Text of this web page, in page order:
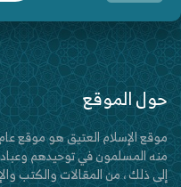
حول الموقع
موقع الإسلام العتيق هو موقع
منه المسلمون في توحيدهم
إلى ذلك ، من المقالات والكتب